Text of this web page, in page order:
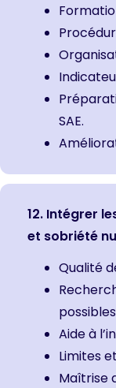
SAE.
12. Intégrer
et sobriété
Qualité
possibles
Aide à
Limites
Maîtrise